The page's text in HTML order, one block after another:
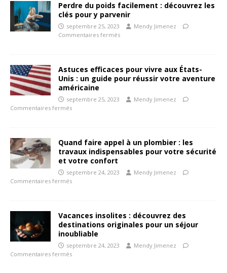
Perdre du poids facilement : découvrez les
clés pour y parvenir
septembre 25, 2023
Mendy Jimenez
Commentaires fermés
Astuces efficaces pour vivre aux États-
Unis : un guide pour réussir votre aventure
américaine
septembre 25, 2023
Mendy Jimenez
Commentaires fermés
Quand faire appel à un plombier : les
travaux indispensables pour votre sécurité
et votre confort
septembre 24, 2023
Mendy Jimenez
Commentaires fermés
Vacances insolites : découvrez des
destinations originales pour un séjour
inoubliable
septembre 24, 2023
Mendy Jimenez
Commentaires fermés